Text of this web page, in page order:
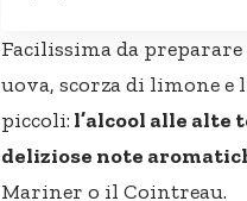
Facilissima da
uova, scorza di limone
piccoli: l’alcool alle alte
deliziose note
Mariner o il Cointreau.